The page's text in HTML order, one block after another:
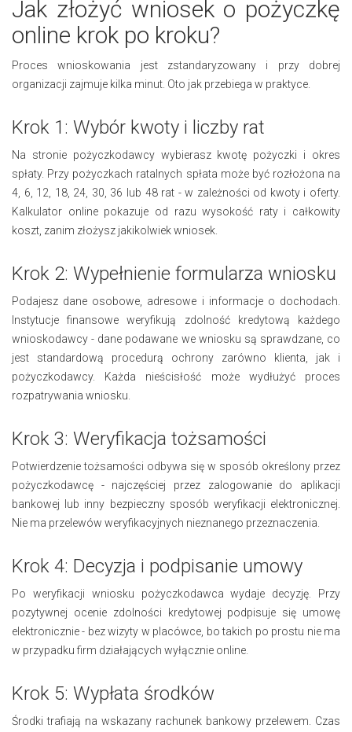
Jak złożyć wniosek o pożyczkę
online krok po kroku?
Proces wnioskowania jest zstandaryzowany i przy dobrej
organizacji zajmuje kilka minut. Oto jak przebiega w praktyce.
Krok 1: Wybór kwoty i liczby rat
Na stronie pożyczkodawcy wybierasz kwotę pożyczki i okres
spłaty. Przy pożyczkach ratalnych spłata może być rozłożona na
4, 6, 12, 18, 24, 30, 36 lub 48 rat - w zależności od kwoty i oferty.
Kalkulator online pokazuje od razu wysokość raty i całkowity
koszt, zanim złożysz jakikolwiek wniosek.
Krok 2: Wypełnienie formularza wniosku
Podajesz dane osobowe, adresowe i informacje o dochodach.
Instytucje finansowe weryfikują zdolność kredytową każdego
wnioskodawcy - dane podawane we wniosku są sprawdzane, co
jest standardową procedurą ochrony zarówno klienta, jak i
pożyczkodawcy. Każda nieścisłość może wydłużyć proces
rozpatrywania wniosku.
Krok 3: Weryfikacja tożsamości
Potwierdzenie tożsamości odbywa się w sposób określony przez
pożyczkodawcę - najczęściej przez zalogowanie do aplikacji
bankowej lub inny bezpieczny sposób weryfikacji elektronicznej.
Nie ma przelewów weryfikacyjnych nieznanego przeznaczenia.
Krok 4: Decyzja i podpisanie umowy
Po weryfikacji wniosku pożyczkodawca wydaje decyzję. Przy
pozytywnej ocenie zdolności kredytowej podpisuje się umowę
elektronicznie - bez wizyty w placówce, bo takich po prostu nie ma
w przypadku firm działających wyłącznie online.
Krok 5: Wypłata środków
Środki trafiają na wskazany rachunek bankowy przelewem. Czas